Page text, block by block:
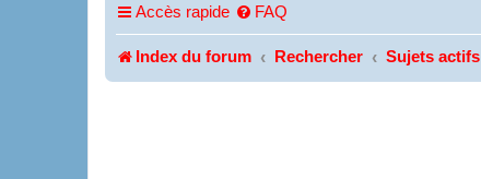
Accès rapide FAQ
Index du forum Rechercher Sujets actifs